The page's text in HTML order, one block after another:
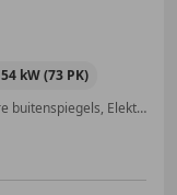
54 kW (73 PK)
Parkeerhulp met camera, Elektrisch verstelbare buitenspiegels, Elektrische ramen, Alarm, Airconditioning, Lederen stuurwiel, Android Auto, Lane Departure Warning Systeem